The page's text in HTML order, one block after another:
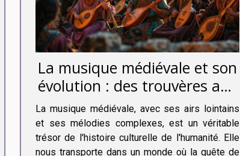
La musique médiévale et son
évolution : des trouvères aux
premières polyphonies
La musique médiévale, avec ses airs lointains
et ses mélodies complexes, est un véritable
trésor de l'histoire culturelle de l'humanité. Elle
nous transporte dans un monde où la quête de